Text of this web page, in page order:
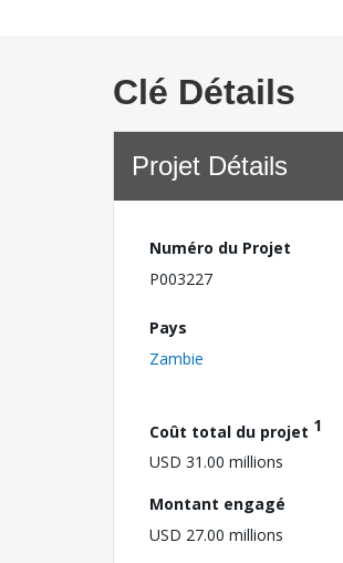
Clé Détails
Projet Détails
Numéro du Projet
P003227
Pays
Zambie
Coût total du projet 1
USD 31.00 millions
Montant engagé
USD 27.00 millions